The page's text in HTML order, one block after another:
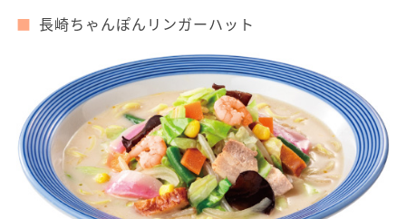
長崎ちゃんぽんリンガーハット